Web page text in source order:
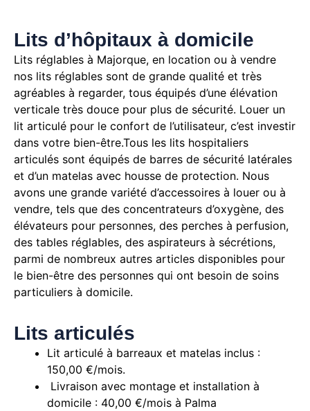
Lits d’hôpitaux à domicile
Lits réglables à Majorque, en location ou à vendre
nos lits réglables sont de grande qualité et très
agréables à regarder, tous équipés d’une élévation
verticale très douce pour plus de sécurité. Louer un
lit articulé pour le confort de l’utilisateur, c’est investir
dans votre bien-être.Tous les lits hospitaliers
articulés sont équipés de barres de sécurité latérales
et d’un matelas avec housse de protection. Nous
avons une grande variété d’accessoires à louer ou à
vendre, tels que des concentrateurs d’oxygène, des
élévateurs pour personnes, des perches à perfusion,
des tables réglables, des aspirateurs à sécrétions,
parmi de nombreux autres articles disponibles pour
le bien-être des personnes qui ont besoin de soins
particuliers à domicile.
Lits articulés
Lit articulé à barreaux et matelas inclus :
150,00 €/mois.
Livraison avec montage et installation à
domicile : 40,00 €/mois à Palma